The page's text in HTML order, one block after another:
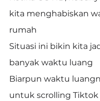
kita menghabiskan
rumah
Situasi ini bikin kita
banyak waktu luang
Biarpun waktu
untuk scrolling